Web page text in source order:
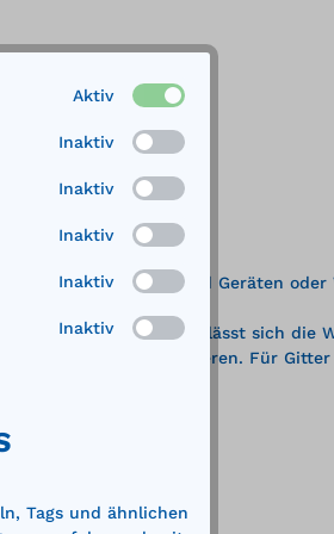
Batterien und Geräten oder
an jeder Ecke lässt sich die
zu positionieren. Für Gitter
Aktiv
Inaktiv
Inaktiv
Inaktiv
Inaktiv
Inaktiv
Tags und ähnlichen